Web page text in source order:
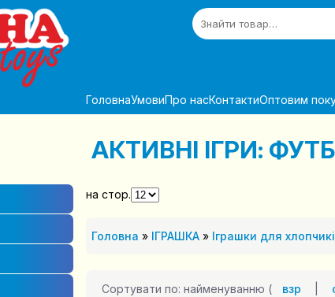
ГоловнаУмовиПро насКонтактиОптовим
АКТИВНІ ІГРИ:
ТРЮМО
на стор.
Головна » ІГРАШКА» Іграшки для
Сортувати по: найменуванню ( взр